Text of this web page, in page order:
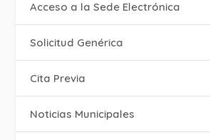
Acceso a la Sede Electrónica
Solicitud Genérica
Cita Previa
‎Noticias Municipales